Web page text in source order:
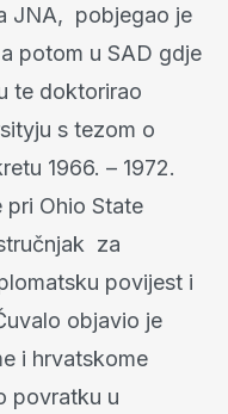
JNA, pobjegao je
potom u SAD gdje
te doktorirao
s tezom o
1966. – 1972.
pri Ohio State
za
povijest i
objavio je
i hrvatskome
povratku u